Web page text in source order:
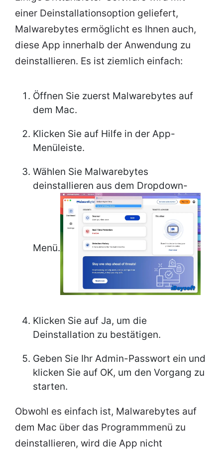
einer Deinstallationsoption geliefert,
Malwarebytes ermöglicht es Ihnen auch,
diese App innerhalb der Anwendung zu
deinstallieren. Es ist ziemlich einfach:
Öffnen Sie zuerst Malwarebytes auf
dem Mac.
Klicken Sie auf Hilfe in der App-
Menüleiste.
Wählen Sie Malwarebytes
deinstallieren aus dem Dropdown-
Menü.
Klicken Sie auf Ja, um die
Deinstallation zu bestätigen.
Geben Sie Ihr Admin-Passwort ein und
klicken Sie auf OK, um den Vorgang zu
starten.
Obwohl es einfach ist, Malwarebytes auf
dem Mac über das Programmmenü zu
deinstallieren, wird die App nicht